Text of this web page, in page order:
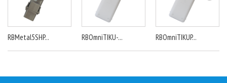
RBMetal5SHP... RBOmniTIKU-... RBOmniTIKUP...